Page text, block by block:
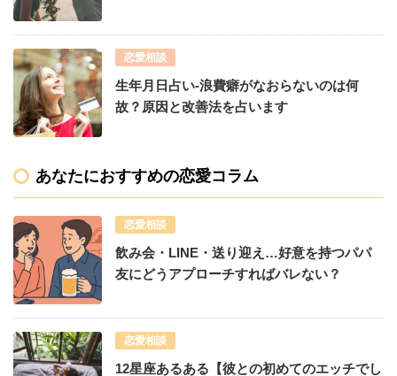
恋愛相談
生年月日占い-浪費癖がなおらないのは何
故？原因と改善法を占います
あなたにおすすめの恋愛コラム
恋愛相談
飲み会・LINE・送り迎え…好意を持つパパ
友にどうアプローチすればバレない？
恋愛相談
12星座あるある【彼との初めてのエッチでし